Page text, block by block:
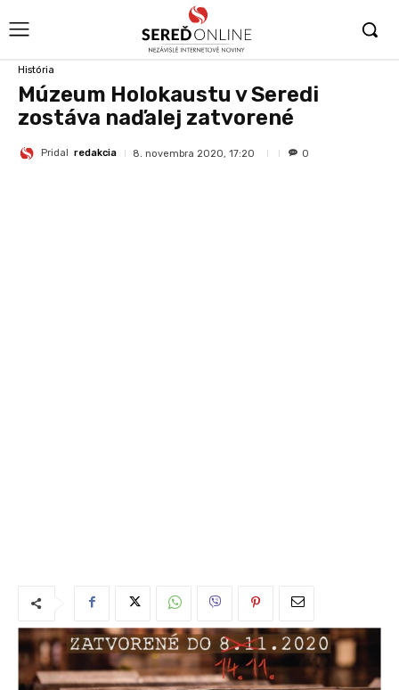
História
Múzeum Holokaustu v Seredi
zostáva naďalej zatvorené
Pridal redakcia 8. novembra 2020, 17:20 0